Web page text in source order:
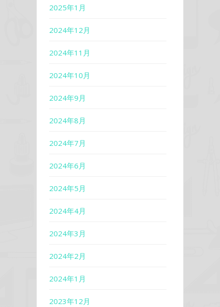
2025年1月
2024年12月
2024年11月
2024年10月
2024年9月
2024年8月
2024年7月
2024年6月
2024年5月
2024年4月
2024年3月
2024年2月
2024年1月
2023年12月